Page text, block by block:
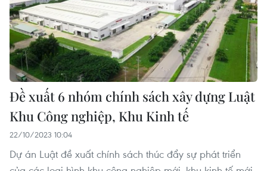
Đề xuất 6 nhóm chính sách xây dựng Luật
Khu Công nghiệp, Khu Kinh tế
22/10/2023 10:04
Dự án Luật đề xuất chính sách thúc đẩy sự phát triển